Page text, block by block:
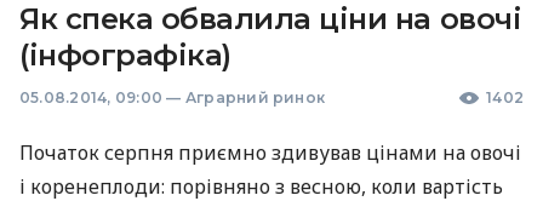
Як спека обвалила ціни на овочі
(інфографіка)
05.08.2014, 09:00 — Аграрний ринок 1402
Початок серпня приємно здивував цінами на овочі
і коренеплоди: порівняно з весною, коли вартість